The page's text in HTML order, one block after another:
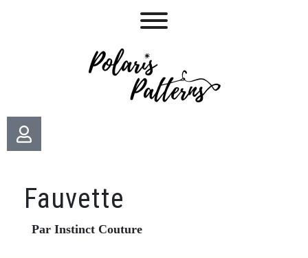
Fauvette
Par Instinct Couture